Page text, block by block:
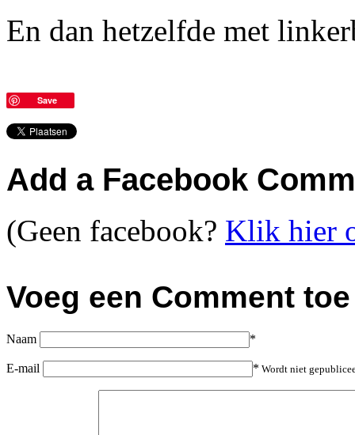
En dan hetzelfde met
Save
Add a Facebook
(Geen facebook? Klik hier
Voeg een Comment toe
Naam *
E-mail * Wordt niet